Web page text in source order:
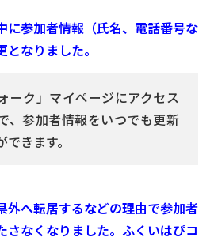
に参加者情報（氏名、電話番号な
となりました。
ーク」マイページにアクセス
、参加者情報をいつでも更新
きます。
外へ転居するなどの理由で参加者
さなくなりました。ふくいはぴコ